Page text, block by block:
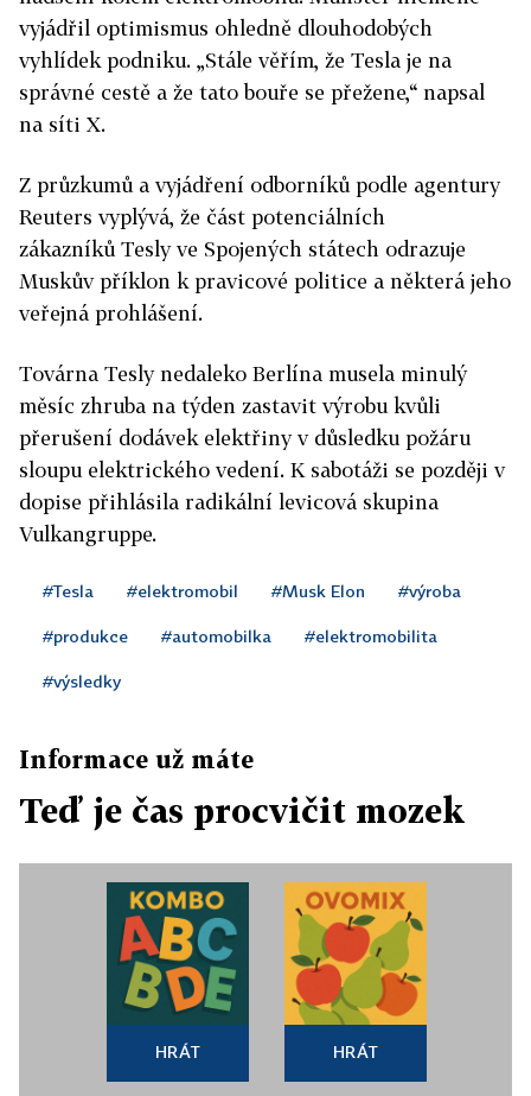
vyjádřil optimismus ohledně dlouhodobých
vyhlídek podniku. „Stále věřím, že Tesla je na
správné cestě a že tato bouře se přežene,“ napsal
na síti X.
Z průzkumů a vyjádření odborníků podle agentury
Reuters vyplývá, že část potenciálních
zákazníků Teslyve Spojených státech odrazuje
Muskův příklon k pravicové politice a některá jeho
veřejná prohlášení.
Továrna Teslynedaleko Berlína musela minulý
měsíc zhruba na týden zastavit výrobu kvůli
přerušení dodávek elektřiny v důsledku požáru
sloupu elektrického vedení. K sabotáži se později v
dopise přihlásila radikální levicová skupina
Vulkangruppe.
#Tesla #elektromobil #Musk Elon #výroba
#produkce #automobilka #elektromobilita
#výsledky
Informace už máte
Teď je čas procvičit mozek
HRÁT HRÁT